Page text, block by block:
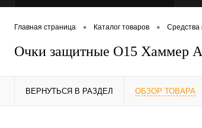
Главная страница • Каталог товаров • Средства
Очки защитные О15 Хаммер
ВЕРНУТЬСЯ В РАЗДЕЛ ОБЗОР ТОВАРА